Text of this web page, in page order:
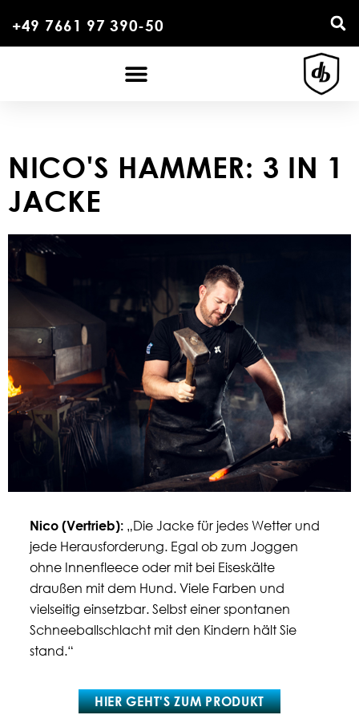
+49 7661 97 390-50
NICO'S HAMMER: 3 IN 1
JACKE
Nico (Vertrieb): „Die Jacke für jedes Wetter und
jede Herausforderung. Egal ob zum Joggen
ohne Innenfleece oder mit bei Eiseskälte
draußen mit dem Hund. Viele Farben und
vielseitig einsetzbar. Selbst einer spontanen
Schneeballschlacht mit den Kindern hält Sie
stand.“
HIER GEHT'S ZUM PRODUKT